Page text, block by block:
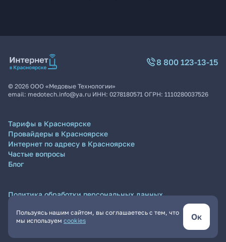
Пользуясь нашим сайтом, вы соглашаетесь с тем, что
мы используем cookies Ок
8 800 123-13-15
© 2026 ООО «Медовые Технологии»
email: medotech.info@ya.ru ИНН: 0278180571 ОГРН: 1110280037526
Тарифы в Красноярске
Провайдеры в Красноярске
Интернет по адресу в Красноярске
Частые вопросы
Блог
Политика обработки персональных данных
Пользовательское соглашение